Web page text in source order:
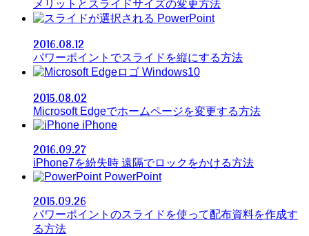
メリットとスライドサイズの変更方法
PowerPoint
2016.08.12
パワーポイントでスライドを縦にする方法
Windows10
2015.08.02
Microsoft Edgeでホームページを変更する方法
iPhone
2016.09.27
iPhone7を紛失時 遠隔でロックをかける方法
PowerPoint
2015.09.26
パワーポイントのスライドを使って配布資料を作成す
る方法